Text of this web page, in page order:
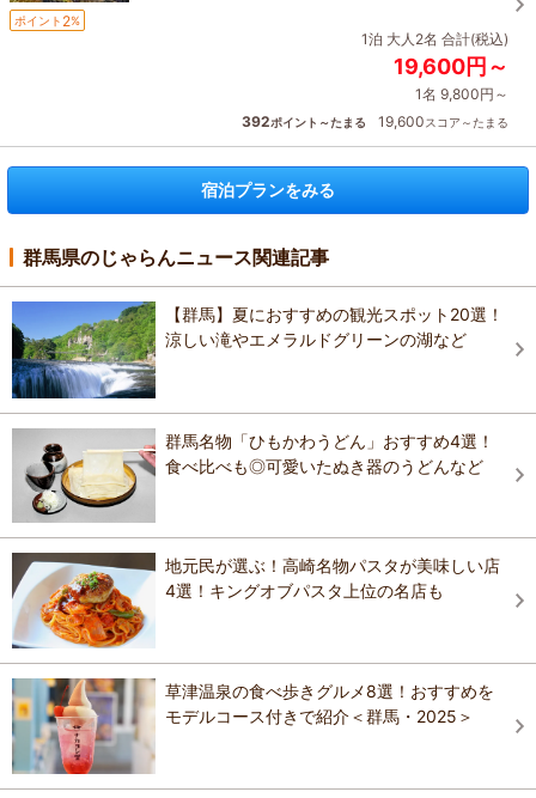
ポイント 2%
1泊 大人2名 合計(税込)
19,600円～
1名 9,800円～
392ポイント～たまる 19,600スコア～たまる
宿泊プランをみる
群馬県のじゃらんニュース関連記事
【群馬】夏におすすめの観光スポット20選！
涼しい滝やエメラルドグリーンの湖など
群馬名物「ひもかわうどん」おすすめ4選！
食べ比べも◎可愛いたぬき器のうどんなど
地元民が選ぶ！高崎名物パスタが美味しい店
4選！キングオブパスタ上位の名店も
草津温泉の食べ歩きグルメ8選！おすすめを
モデルコース付きで紹介＜群馬・2025＞